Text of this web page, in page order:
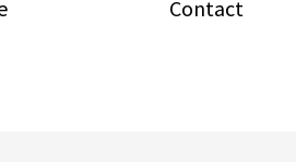
Contact